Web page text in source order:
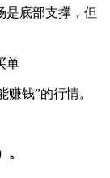
是底部支撑，但
单
钱”的行情。
。